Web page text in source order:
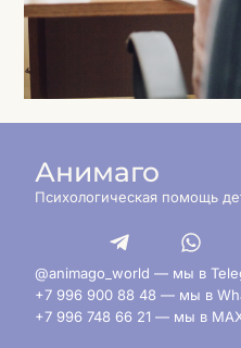
Анимаго
Психологическая помощь
@animago_world — мы в
+7 996 900 88 48 — мы в
+7 996 748 66 21 — мы в